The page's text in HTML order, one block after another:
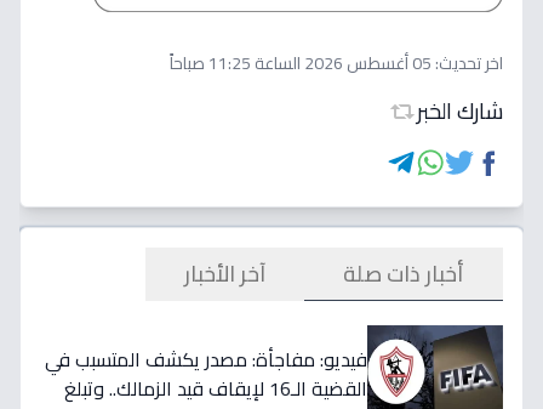
اخر تحديث:05 أغسطس 2026 الساعة 11:25 صباحاً
شارك الخبر
أخبار ذات صلة آخر الأخبار
فيديو: مفاجأة: مصدر يكشف المتسبب في
القضية الـ16 لإيقاف قيد الزمالك.. وتبلغ